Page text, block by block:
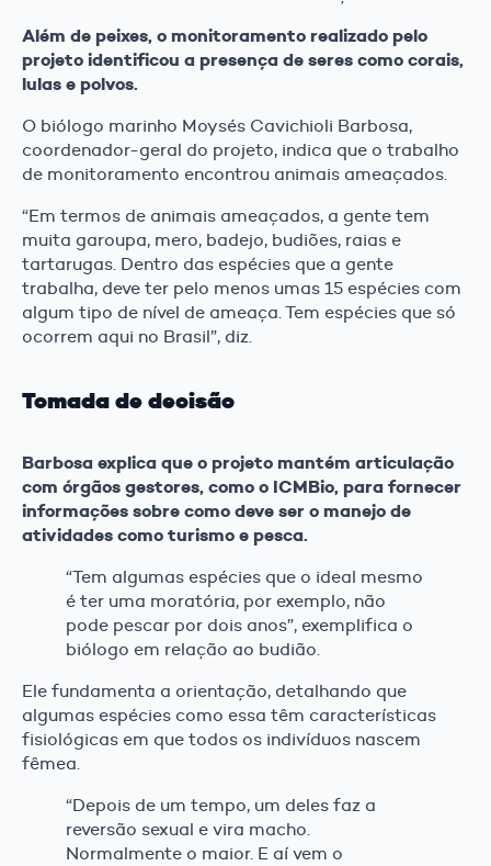
Além de peixes, o monitoramento realizado pelo
projeto identificou a presença de seres como corais,
lulas e polvos.
O biólogo marinho Moysés Cavichioli Barbosa,
coordenador-geral do projeto, indica que o trabalho
de monitoramento encontrou animais ameaçados.
“Em termos de animais ameaçados, a gente tem
muita garoupa, mero, badejo, budiões, raias e
tartarugas. Dentro das espécies que a gente
trabalha, deve ter pelo menos umas 15 espécies com
algum tipo de nível de ameaça. Tem espécies que só
ocorrem aqui no Brasil”, diz.
Tomada de decisão
Barbosa explica que o projeto mantém articulação
com órgãos gestores, como o ICMBio, para fornecer
informações sobre como deve ser o manejo de
atividades como turismo e pesca.
“Tem algumas espécies que o ideal mesmo
é ter uma moratória, por exemplo, não
pode pescar por dois anos”, exemplifica o
biólogo em relação ao budião.
Ele fundamenta a orientação, detalhando que
algumas espécies como essa têm características
fisiológicas em que todos os indivíduos nascem
fêmea.
“Depois de um tempo, um deles faz a
reversão sexual e vira macho.
Normalmente o maior. E aí vem o